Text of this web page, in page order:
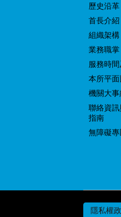
歷史沿革
首長介紹
組織架構
業務職掌
服務時間
本所平面
機關大事
聯絡資訊
指南
無障礙專
隱私權